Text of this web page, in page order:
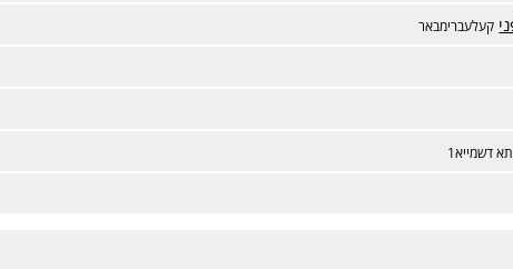
קעלעברימבאר
דשמייא1